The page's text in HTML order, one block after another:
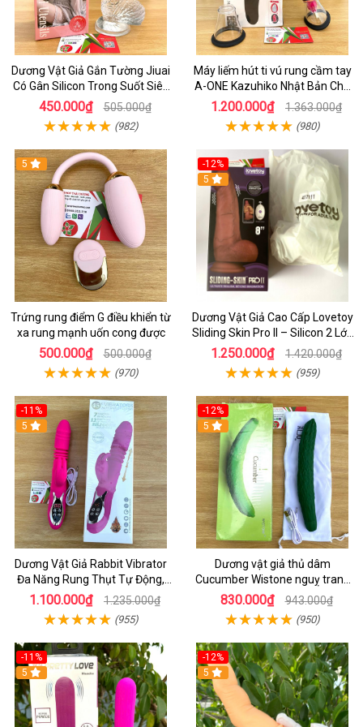
Dương Vật Giả Gắn Tường Jiuai
Có Gân Silicon Trong Suốt Siêu
Mềm
450.000₫ 505.000₫
(982)
Máy liếm hút ti vú rung cầm tay
A-ONE Kazuhiko Nhật Bản Cho
Nữ massage
1.200.000₫ 1.363.000₫
(980)
5
Trứng rung điểm G điều khiển từ
xa rung mạnh uốn cong được
500.000₫ 500.000₫
(970)
-12%
5
Dương Vật Giả Cao Cấp Lovetoy
Sliding Skin Pro II – Silicon 2 Lớp
Mềm Mịn, Rung Đa Tần Từ Xa
1.250.000₫ 1.420.000₫
(959)
-11%
5
Dương Vật Giả Rabbit Vibrator
Đa Năng Rung Thụt Tự Động,
Phát Nhiệt Ấm Nóng Kích Thích
1.100.000₫ 1.235.000₫
(955)
-12%
5
Dương vật giả thủ dâm
Cucumber Wistone nguỵ trang
hình quả dưa Leo
830.000₫ 943.000₫
(950)
-11%
5
-12%
5